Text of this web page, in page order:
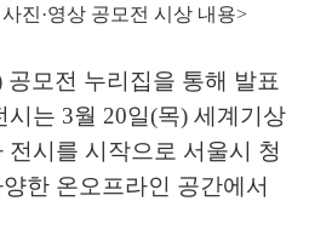
진·영상 공모전 시상 내용>
공모전 누리집을 통해 발표
시는 3월 20일(목) 세계기상
시를 시작으로 서울시 청
한 온오프라인 공간에서